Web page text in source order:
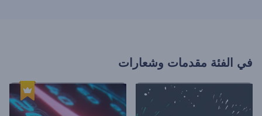
في الفئة مقدمات وشعارات